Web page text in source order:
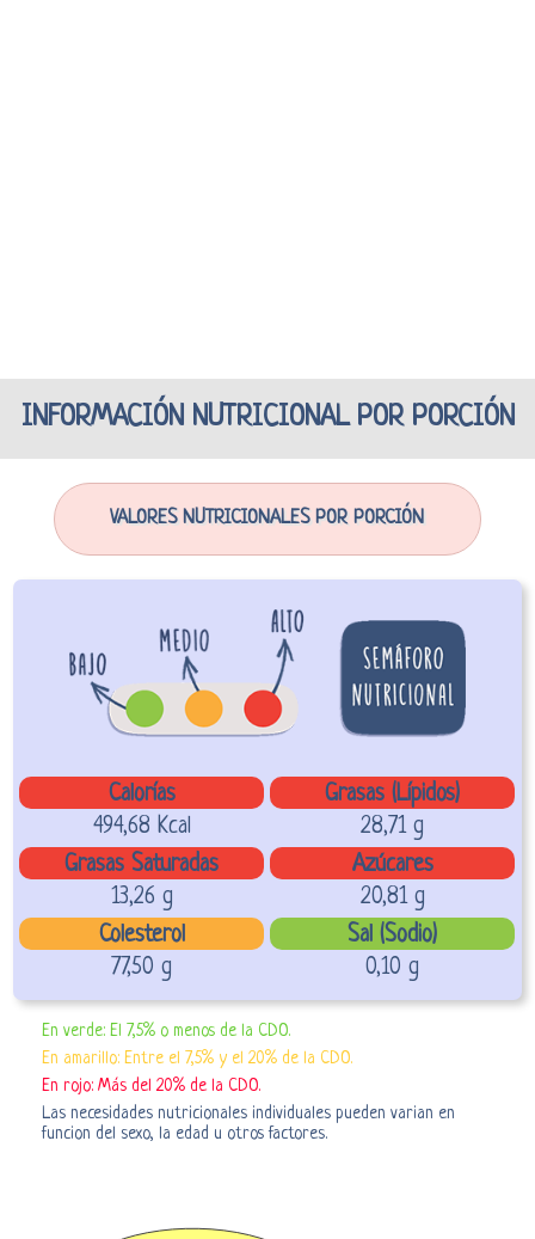
INFORMACIÓN NUTRICIONAL POR PORCIÓN
VALORES NUTRICIONALES POR PORCIÓN
Calorías
Grasas (Lípidos)
494,68 Kcal
28,71 g
Grasas Saturadas
Azúcares
13,26 g
20,81 g
Colesterol
Sal (Sodio)
77,50 g
0,10 g
En verde: El 7,5% o menos de la CDO.
En amarillo: Entre el 7,5% y el 20% de la CDO.
En rojo: Más del 20% de la CDO.
Las necesidades nutricionales individuales pueden varian en
funcion del sexo, la edad u otros factores.